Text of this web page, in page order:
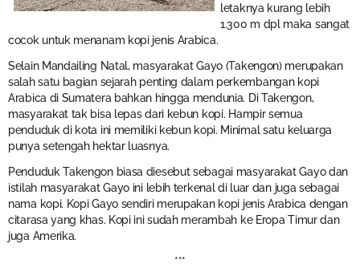
letaknya kurang lebih
1.300 m dpl maka sangat
cocok untuk menanam kopi jenis Arabica.
Selain Mandailing Natal, masyarakat Gayo (Takengon) merupakan
salah satu bagian sejarah penting dalam perkembangan kopi
Arabica di Sumatera bahkan hingga mendunia. Di Takengon,
masyarakat tak bisa lepas dari kebun kopi. Hampir semua
penduduk di kota ini memiliki kebun kopi. Minimal satu keluarga
punya setengah hektar luasnya.
Penduduk Takengon biasa diesebut sebagai masyarakat Gayo dan
istilah masyarakat Gayo ini lebih terkenal di luar dan juga sebagai
nama kopi. Kopi Gayo sendiri merupakan kopi jenis Arabica dengan
citarasa yang khas. Kopi ini sudah merambah ke Eropa Timur dan
juga Amerika.
***